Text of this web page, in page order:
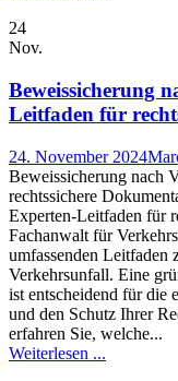
24
Nov.
Beweissicherung
Leitfaden für
24. November 2024
Beweissicherung nach
rechtssichere
Experten-Leitfaden für
Fachanwalt für
umfassenden Leitfaden
Verkehrsunfall. Eine
ist entscheidend für die
und den Schutz Ihrer
erfahren Sie, welche...
Weiterlesen ...